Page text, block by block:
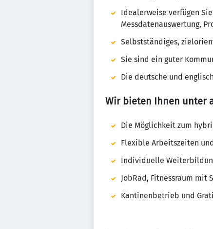
Idealerweise verfügen
Messdatenauswertung,
Selbstständiges,
Sie sind ein guter
Die deutsche und
Wir bieten Ihnen unter
Die Möglichkeit zum
Flexible Arbeitszeiten
Individuelle
JobRad, Fitnessraum mit
Kantinenbetrieb und